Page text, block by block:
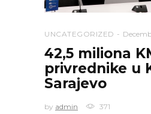
UNCATEGORIZED
42,5 miliona
privrednike u
Sarajevo
by admin 371